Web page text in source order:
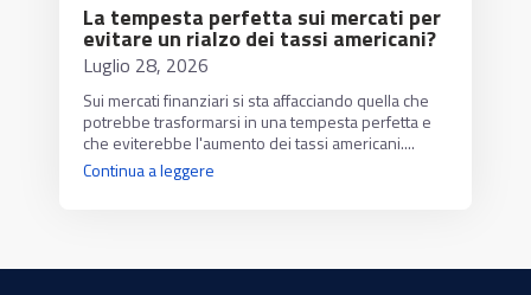
La tempesta perfetta sui mercati per
evitare un rialzo dei tassi americani?
Luglio 28, 2026
Sui mercati finanziari si sta affacciando quella che
potrebbe trasformarsi in una tempesta perfetta e
che eviterebbe l'aumento dei tassi americani....
Continua a leggere